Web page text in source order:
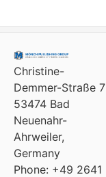
Christine-
Demmer-Straße 7
53474 Bad
Neuenahr-
Ahrweiler,
Germany
Phone: +49 2641